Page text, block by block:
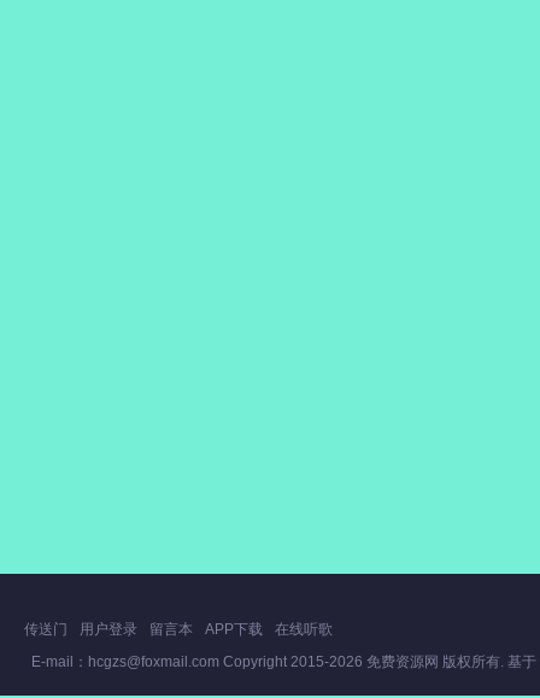
传送门 用户登录 留言本 APP下载
在线听歌
E-mail：hcgzs@foxmail.com Copyright 2015-2026 免费资源网 版权所有. 基于